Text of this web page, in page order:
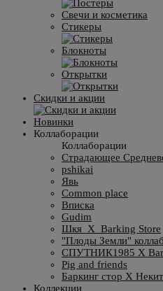
Свечи и косметика
Стикеры
Блокноты
Открытки
Скидки и акции
Новинки
Коллаборации
Коллаборации
Страдающее
pshikai
Явь
Common place
Вписка
Gudim
Шкя_X_Barking Store
"Плоды Земли"
СПУТНИК1985 X
Pig and friends
Баркинг стор X Некит
Коллекции